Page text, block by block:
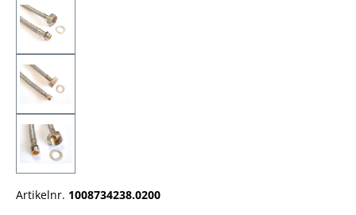
Artikelnr. 1008734238.0200